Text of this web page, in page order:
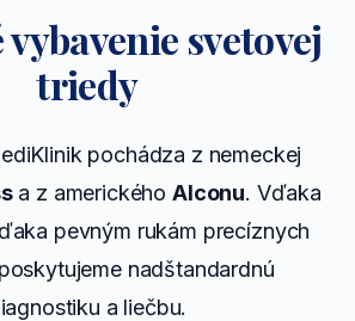
svetovej
triedy
pochádza z nemeckej
a z amerického Alconu. Vďaka
pevným rukám precíznych
nadštandardnú
a liečbu.